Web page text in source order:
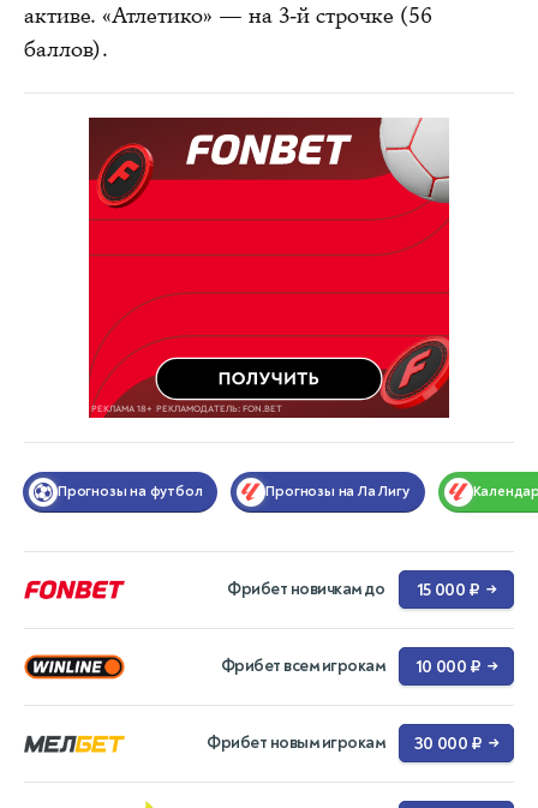
активе. «Атлетико» — на 3-й строчке (56
баллов).
Прогнозы на футбол Прогнозы на Ла Лигу
Фрибет новичкам до 15 000 ₽ →
Фрибет всем игрокам 10 000 ₽ →
Фрибет новым игрокам 30 000 ₽ →